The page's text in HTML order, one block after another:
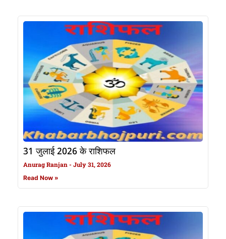
31 जुलाई 2026 के राशिफल
Anurag Ranjan July 31, 2026
Read Now »